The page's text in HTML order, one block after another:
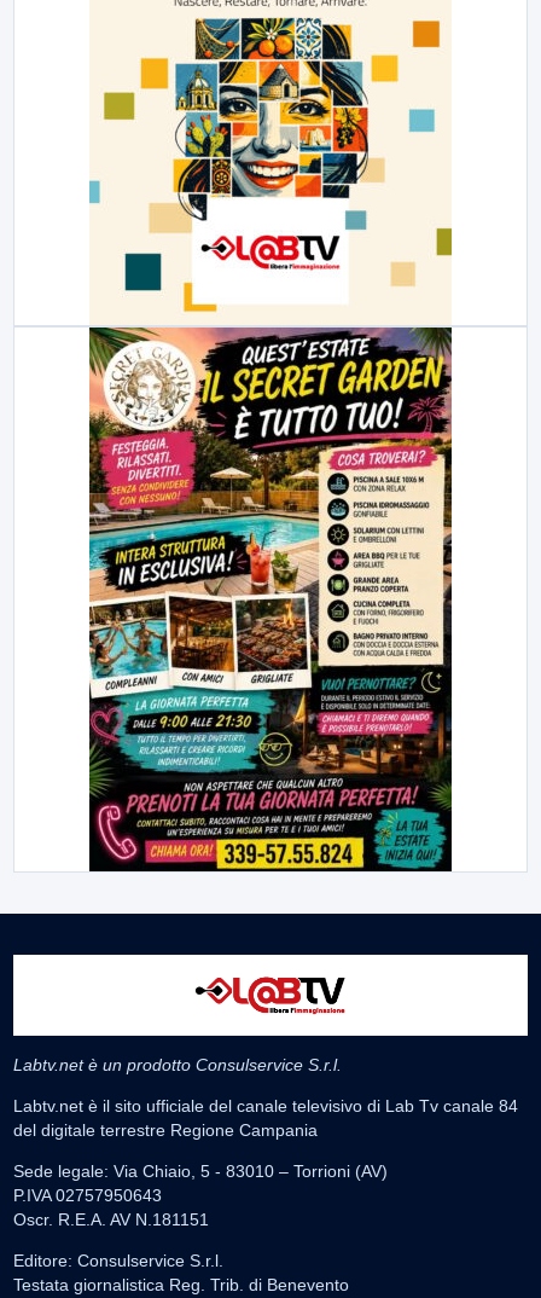
Labtv.net è un prodotto Consulservice S.r.l.
Labtv.net è il sito ufficiale del canale televisivo di Lab Tv canale 84
del digitale terrestre Regione Campania
Sede legale: Via Chiaio, 5 - 83010 – Torrioni (AV)
P.IVA 02757950643
Oscr. R.E.A. AV N.181151
Editore: Consulservice S.r.l.
Testata giornalistica Reg. Trib. di Benevento